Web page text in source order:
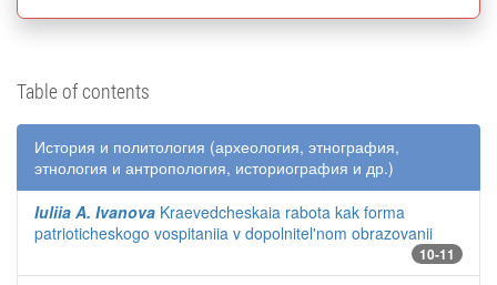
Table of contents
История и политология (археология, этнография,
этнология и антропология, историография и др.)
Iuliia A. Ivanova Kraevedcheskaia rabota kak forma
patrioticheskogo vospitaniia v dopolnitel'nom obrazovanii
10-11